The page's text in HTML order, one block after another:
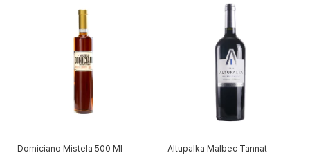
Domiciano Mistela 500 Ml Altupalka Malbec Tannat